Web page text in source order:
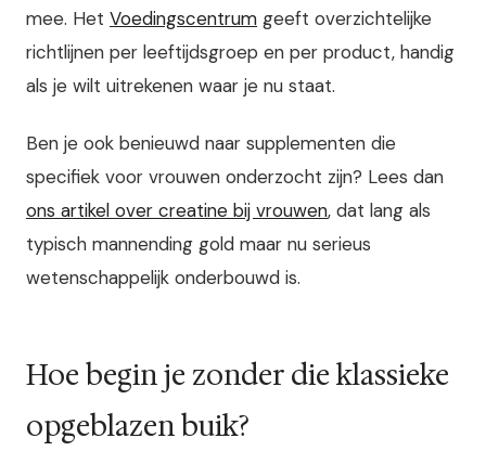
mee. Het Voedingscentrum geeft overzichtelijke
richtlijnen per leeftijdsgroep en per product, handig
als je wilt uitrekenen waar je nu staat.
Ben je ook benieuwd naar supplementen die
specifiek voor vrouwen onderzocht zijn? Lees dan
ons artikel over creatine bij vrouwen, dat lang als
typisch mannending gold maar nu serieus
wetenschappelijk onderbouwd is.
Hoe begin je zonder die klassieke
opgeblazen buik?